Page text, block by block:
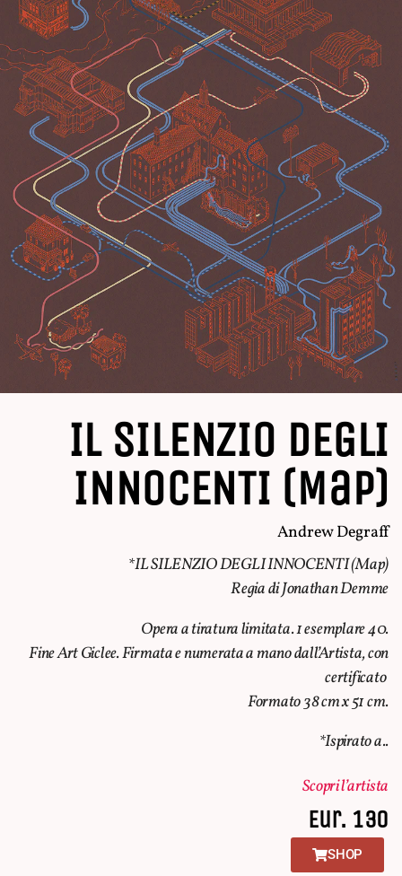
IL SILENZIO DEGLI
INNOCENTI (Map)
Andrew Degraff
*IL SILENZIO DEGLI INNOCENTI (Map)
Regia di Jonathan Demme
Opera a tiratura limitata. 1 esemplare 40.
Fine Art Giclee. Firmata e numerata a mano dall’Artista, con
certificato
Formato 38 cm x 51 cm.
*Ispirato a..
Scopri l’artista
Eur. 130
SHOP